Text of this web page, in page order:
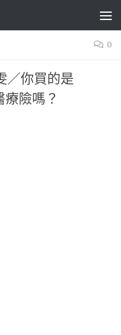
0
／你買的是
療險嗎？